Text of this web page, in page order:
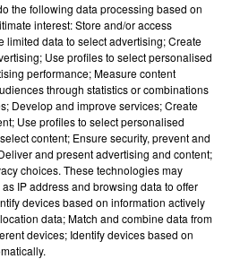
FT. EMMA
Juste Un Peu
3h11
3h11
CLARA LUCIANI
Respire Encore
the following data processing based on
interest: Store and/or access
limited data to select advertising; Create
Use profiles to select personalised
performance; Measure content
through statistics or combinations
Develop and improve services; Create
Use profiles to select personalised
content; Ensure security, prevent and
and present advertising and content;
choices. These technologies may
IP address and browsing data to offer
devices based on information actively
data; Match and combine data from
devices; Identify devices based on